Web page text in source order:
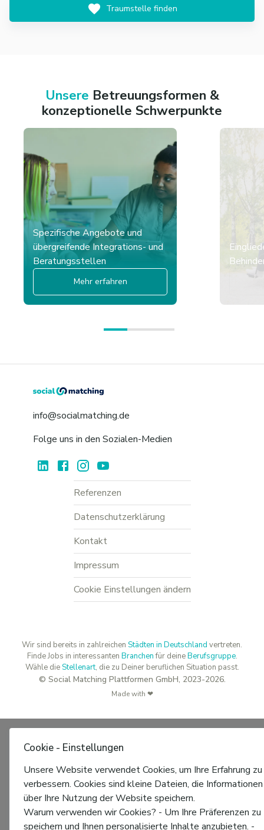
Traumstelle finden
Unsere Betreuungsformen &
konzeptionelle Schwerpunkte
Spezifische Angebote und
übergreifende Integrations- und
Beratungsstellen
Mehr erfahren
info@socialmatching.de
Folge uns in den Sozialen-Medien
Referenzen
Datenschutzerklärung
Kontakt
Impressum
Cookie Einstellungen ändern
Wir sind bereits in zahlreichen Städten in Deutschland vertreten.
Finde Jobs in interessanten Branchenfür deineBerufsgruppe.
Wähle dieStellenart, die zu Deiner beruflichen Situation passt.
© Social Matching Plattformen GmbH, 2023-2026.
Made with ❤
Cookie - Einstellungen
Unsere Website verwendet Cookies, um Ihre Erfahrung zu
verbessern. Cookies sind kleine Dateien, die Informationen
über Ihre Nutzung der Website speichern.
Warum verwenden wir Cookies? - Um Ihre Präferenzen zu
speichern und Ihnen personalisierte Inhalte anzubieten. -